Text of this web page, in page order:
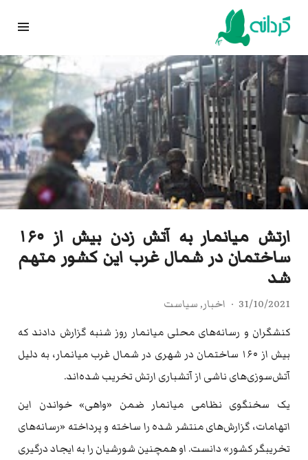
Skip
content
ارتش میانمار به آتش زدن بیش از ۱۶۰
ساختمان در شمال غرب این کشور متهم
شد
31/10/2021 اخبار, سیاست
کنشگران و رسانه‌های محلی میانمار روز شنبه گزارش دادند که
بیش از ۱۶۰ ساختمان در شهری در شمال غرب میانمار، به دلیل
آتش‌سوزی‌های ناشی از آتشباری ارتش تخریب شده‌اند.
یک سخنگوی نظامی میانمار ضمن «واهی» خواندن این
اتهامات، گزارش‌های منتشر شده را ساخته و پرداخته «رسانه‌های
تخریبگر کشور» دانست. او همچنین شورشیان را به ایجاد درگیری